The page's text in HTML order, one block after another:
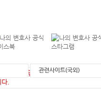
정보를 무단으로 사용한 경우 법적 조
다.
관련사이트(국외)